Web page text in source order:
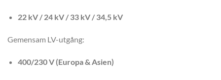
22 kV / 24 kV / 33 kV / 34,5 kV
Gemensam LV-utgång:
400/230 V (Europa & Asien)